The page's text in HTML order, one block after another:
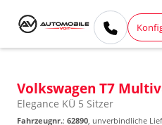
Volkswagen T7
Elegance KÜ 5 Sitzer
Fahrzeugnr.: 62890, unverbindliche